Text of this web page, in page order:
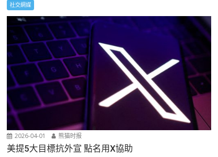
社交網媒
2026-04-01 熊猫时报
美提5大目標抗外宣 點名用X協助